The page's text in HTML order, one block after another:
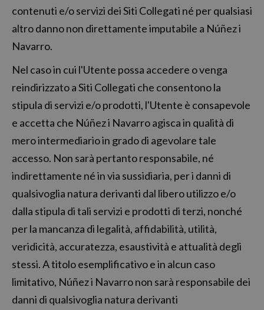
contenuti e/o servizi dei Siti Collegati né per qualsiasi
altro danno non direttamente imputabile a Núñez i
Navarro.
Nel caso in cui l'Utente possa accedere o venga
reindirizzato a Siti Collegati che consentono la
stipula di servizi e/o prodotti, l'Utente è consapevole
e accetta che Núñez i Navarro agisca in qualità di
mero intermediario in grado di agevolare tale
accesso. Non sarà pertanto responsabile, né
indirettamente né in via sussidiaria, per i danni di
qualsivoglia natura derivanti dal libero utilizzo e/o
dalla stipula di tali servizi e prodotti di terzi, nonché
per la mancanza di legalità, affidabilità, utilità,
veridicità, accuratezza, esaustività e attualità degli
stessi. A titolo esemplificativo e in alcun caso
limitativo, Núñez i Navarro non sarà responsabile dei
danni di qualsivoglia natura derivanti